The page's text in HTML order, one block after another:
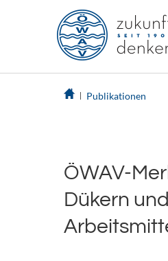
Publikationen
ÖWAV-
Dükern